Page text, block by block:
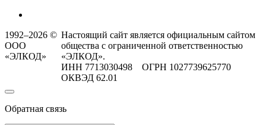
1992–2026 ©
ООО
«ЭЛКОД»
Настоящий сайт является официальным сайтом
общества с ограниченной ответственностью
«ЭЛКОД».
ИНН 7713030498 ОГРН 1027739625770
ОКВЭД 62.01
Обратная связь